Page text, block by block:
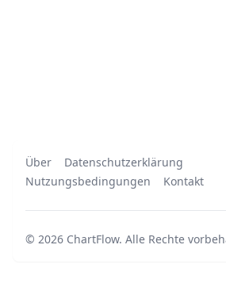
Über
Datenschutzerklärung
Nutzungsbedingungen
Kontakt
© 2026 ChartFlow. Alle Rechte